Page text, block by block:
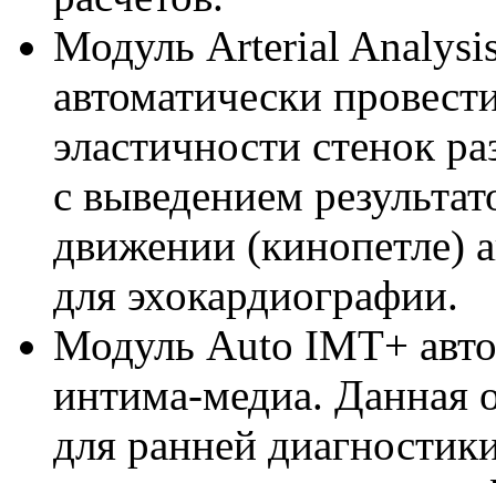
Модуль Arterial
автоматически
эластичности стенок
с выведением
движении (кинопетле)
для эхокардиографии.
Модуль Auto IMT+
интима-медиа. Данная
для ранней